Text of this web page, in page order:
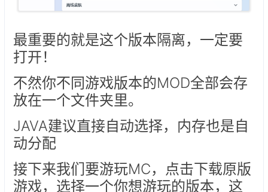
最重要的就是这个版本隔离，一定要
打开！
不然你不同游戏版本的MOD全部会存
放在一个文件夹里。
JAVA建议直接自动选择，内存也是自
动分配
接下来我们要游玩MC，点击下载原版
游戏，选择一个你想游玩的版本，这